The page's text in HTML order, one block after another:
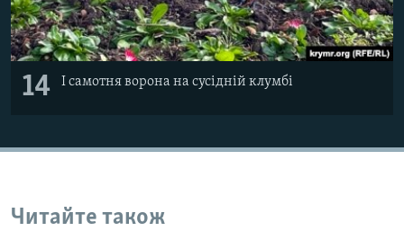
14 І самотня ворона на сусідній клумбі
Читайте також